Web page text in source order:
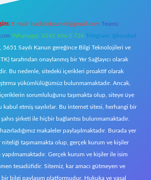
E-mail: backlinkpaneli@gmail.com Teams:
Whatsapp: 0262 606 0 726 Telegram: @karabul
5651 Sayılı Kanun gereğince Bilgi Teknolojileri ve
tarafından onaylanmış bir Yer Sağlayıcı olarak
Bu nedenle, sitedeki içerikleri proaktif olarak
yükümlülüğümüz bulunmamaktadır. Ancak,
içeriklerin sorumluluğunu taşımakta olup, siteye üye
etmiş sayılırlar. Bu internet sitesi, herhangi bir
şirketi ile hiçbir bağlantısı bulunmamaktadır.
makaleler paylaşılmaktadır. Burada yer
taşımamakta olup, gerçek kurum ve kişiler
yapılmamaktadır. Gerçek kurum ve kişiler ile isim
tesadüfidir. Sitemiz, kar amacı gütmeyen ve
bilgi paylaşım platformudur. Hukuka ve yasal